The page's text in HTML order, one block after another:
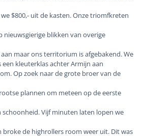
$800,- uit de kasten. Onze triomfkreten
blikken van overige
maar ons territorium is afgebakend. We
kleuterklas achter Armijn aan
Op zoek naar de grote broer van de
plannen om meteen op de eerste
schoonheid. Vijf minuten laten lopen we
de highrollers room weer uit. Dit was